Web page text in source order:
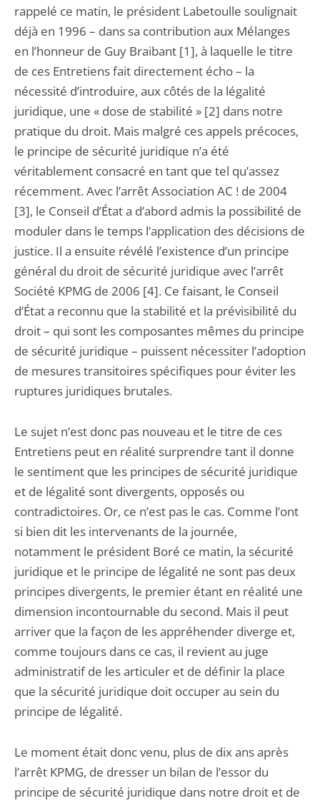
rappelé ce matin, le président Labetoulle soulignait
déjà en 1996 – dans sa contribution aux Mélanges
en l’honneur de Guy Braibant [1], à laquelle le titre
de ces Entretiens fait directement écho – la
nécessité d’introduire, aux côtés de la légalité
juridique, une « dose de stabilité » [2] dans notre
pratique du droit. Mais malgré ces appels précoces,
le principe de sécurité juridique n’a été
véritablement consacré en tant que tel qu’assez
récemment. Avec l’arrêt Association AC ! de 2004
[3], le Conseil d’État a d’abord admis la possibilité de
moduler dans le temps l’application des décisions de
justice. Il a ensuite révélé l’existence d’un principe
général du droit de sécurité juridique avec l’arrêt
Société KPMG de 2006 [4]. Ce faisant, le Conseil
d’État a reconnu que la stabilité et la prévisibilité du
droit – qui sont les composantes mêmes du principe
de sécurité juridique – puissent nécessiter l’adoption
de mesures transitoires spécifiques pour éviter les
ruptures juridiques brutales.
Le sujet n’est donc pas nouveau et le titre de ces
Entretiens peut en réalité surprendre tant il donne
le sentiment que les principes de sécurité juridique
et de légalité sont divergents, opposés ou
contradictoires. Or, ce n’est pas le cas. Comme l’ont
si bien dit les intervenants de la journée,
notamment le président Boré ce matin, la sécurité
juridique et le principe de légalité ne sont pas deux
principes divergents, le premier étant en réalité une
dimension incontournable du second. Mais il peut
arriver que la façon de les appréhender diverge et,
comme toujours dans ce cas, il revient au juge
administratif de les articuler et de définir la place
que la sécurité juridique doit occuper au sein du
principe de légalité.
Le moment était donc venu, plus de dix ans après
l’arrêt KPMG, de dresser un bilan de l’essor du
principe de sécurité juridique dans notre droit et de